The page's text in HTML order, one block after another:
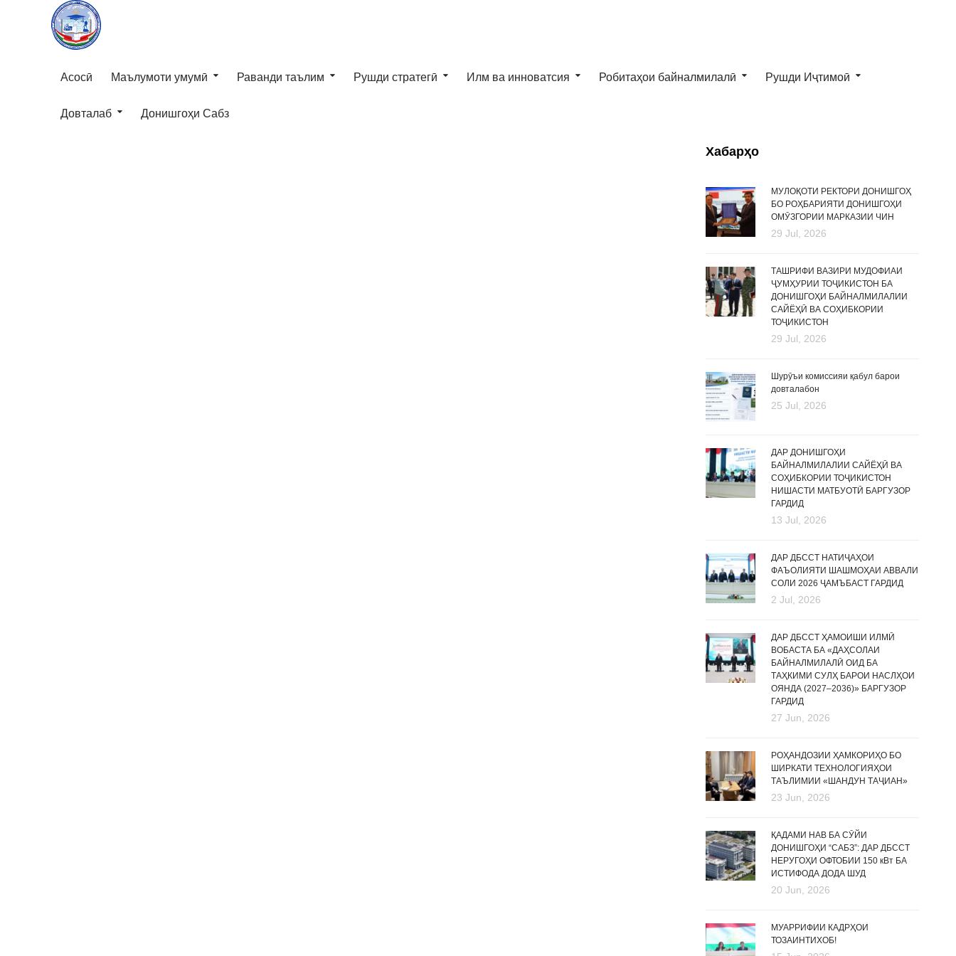
Асосӣ Маълумоти умумӣ Раванди таълим Рушди стратегӣ Илм ва инноватсия Робитаҳои байналмилалӣ Рушди Иҷтимоӣ
Довталаб Донишгоҳи Сабз
Хабарҳо
МУЛОҚОТИ РЕКТОРИ ДОНИШГОҲ
БО РОҲБАРИЯТИ ДОНИШГОҲИ
ОМӮЗГОРИИ МАРКАЗИИ ЧИН
29 Jul, 2026
ТАШРИФИ ВАЗИРИ МУДОФИАИ
ҶУМҲУРИИ ТОҶИКИСТОН БА
ДОНИШГОҲИ БАЙНАЛМИЛАЛИИ
САЙЁҲӢ ВА СОҲИБКОРИИ
ТОҶИКИСТОН
29 Jul, 2026
Шурӯъи комиссияи қабул барои
довталабон
25 Jul, 2026
ДАР ДОНИШГОҲИ
БАЙНАЛМИЛАЛИИ САЙЁҲӢ ВА
СОҲИБКОРИИ ТОҶИКИСТОН
НИШАСТИ МАТБУОТӢ БАРГУЗОР
ГАРДИД
13 Jul, 2026
ДАР ДБССТ НАТИҶАҲОИ
ФАЪОЛИЯТИ ШАШМОҲАИ АВВАЛИ
СОЛИ 2026 ҶАМЪБАСТ ГАРДИД
2 Jul, 2026
ДАР ДБССТ ҲАМОИШИ ИЛМӢ
ВОБАСТА БА «ДАҲСОЛАИ
БАЙНАЛМИЛАЛӢ ОИД БА
ТАҲКИМИ СУЛҲ БАРОИ НАСЛҲОИ
ОЯНДА (2027–2036)» БАРГУЗОР
ГАРДИД
27 Jun, 2026
РОҲАНДОЗИИ ҲАМКОРИҲО БО
ШИРКАТИ ТЕХНОЛОГИЯҲОИ
ТАЪЛИМИИ «ШАНДУН ТАҶИАН»
23 Jun, 2026
ҚАДАМИ НАВ БА СӮЙИ
ДОНИШГОҲИ “САБЗ”: ДАР ДБССТ
НЕРУГОҲИ ОФТОБИИ 150 кВт БА
ИСТИФОДА ДОДА ШУД
20 Jun, 2026
МУАРРИФИИ КАДРҲОИ
ТОЗАИНТИХОБ!